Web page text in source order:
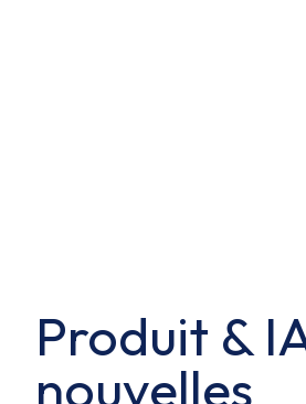
Produit &
nouvelles